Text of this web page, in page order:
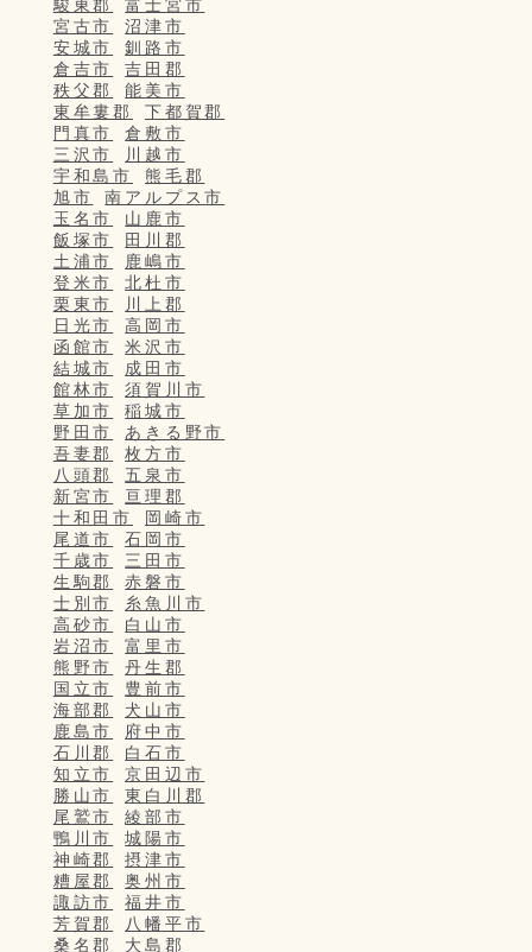
駿東郡
富士宮市
宮古市
沼津市
安城市
釧路市
倉吉市
吉田郡
秩父郡
能美市
東牟婁郡
下都賀郡
門真市
倉敷市
三沢市
川越市
宇和島市
熊毛郡
旭市
南アルプス市
玉名市
山鹿市
飯塚市
田川郡
土浦市
鹿嶋市
登米市
北杜市
栗東市
川上郡
日光市
高岡市
函館市
米沢市
結城市
成田市
館林市
須賀川市
草加市
稲城市
野田市
あきる野市
吾妻郡
枚方市
八頭郡
五泉市
新宮市
亘理郡
十和田市
岡崎市
尾道市
石岡市
千歳市
三田市
生駒郡
赤磐市
士別市
糸魚川市
高砂市
白山市
岩沼市
富里市
熊野市
丹生郡
国立市
豊前市
海部郡
犬山市
鹿島市
府中市
石川郡
白石市
知立市
京田辺市
勝山市
東白川郡
尾鷲市
綾部市
鴨川市
城陽市
神崎郡
摂津市
糟屋郡
奥州市
諏訪市
福井市
芳賀郡
八幡平市
桑名郡
大島郡